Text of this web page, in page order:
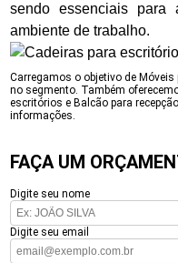
sendo essenciais para
ambiente de trabalho.
Carregamos o objetivo de
no segmento. Também
escritórios e Balcão para
informações.
FAÇA UM
Digite seu nome
Digite seu email